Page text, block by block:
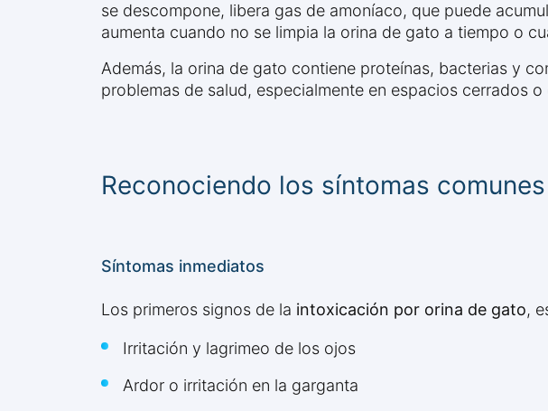
se descompone, libera gas de amoníaco, que puede
aumenta cuando no se limpia la orina de gato a tiempo o
Además, la orina de gato contiene proteínas, bacterias y
problemas de salud, especialmente en espacios cerrados
Reconociendo los síntomas
Síntomas inmediatos
Los primeros signos de la intoxicación por orina de gato,
Irritación y lagrimeo de los ojos
Ardor o irritación en la garganta